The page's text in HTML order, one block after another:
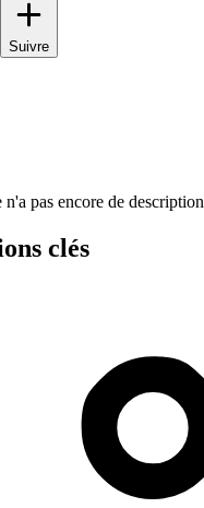
Suivre
n'a pas encore de description
clés